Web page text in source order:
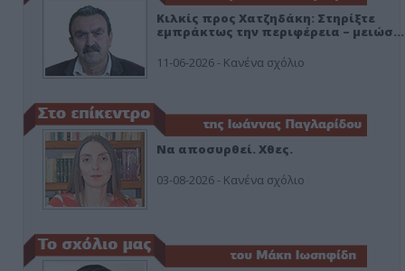
Κιλκίς προς Χατζηδάκη: Στηρίξτε
εμπράκτως την περιφέρεια – μειώσ…
11-06-2026 - Κανένα σχόλιο
Να αποσυρθεί. Χθες.
03-08-2026 - Κανένα σχόλιο